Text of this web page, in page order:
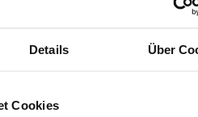
Details Über
Cookies